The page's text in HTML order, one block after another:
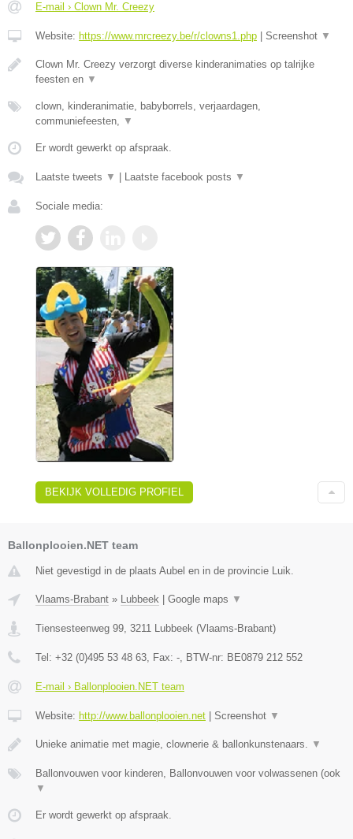
E-mail › Clown Mr. Creezy
Website: https://www.mrcreezy.be/r/clowns1.php Screenshot ▼
Clown Mr. Creezy verzorgt diverse kinderanimaties op talrijke
feesten en ▼
clown, kinderanimatie, babyborrels, verjaardagen,
communiefeesten, ▼
Er wordt gewerkt op afspraak.
Laatste tweets ▼ Laatste facebook posts ▼
Sociale media:
BEKIJK VOLLEDIG PROFIEL
Ballonplooien.NET team
Niet gevestigd in de plaats Aubel en in de provincie Luik.
Vlaams-Brabant » Lubbeek Google maps ▼
Tiensesteenweg 99, 3211 Lubbeek (Vlaams-Brabant)
Tel: +32 (0)495 53 48 63, Fax: -, BTW-nr: BE0879 212 552
E-mail › Ballonplooien.NET team
Website: http://www.ballonplooien.net Screenshot ▼
Unieke animatie met magie, clownerie & ballonkunstenaars. ▼
Ballonvouwen voor kinderen, Ballonvouwen voor volwassenen (ook
▼
Er wordt gewerkt op afspraak.